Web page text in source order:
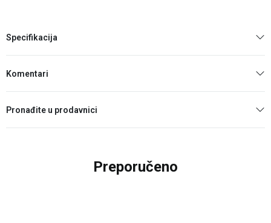
Specifikacija
Komentari
Pronađite u prodavnici
Preporučeno